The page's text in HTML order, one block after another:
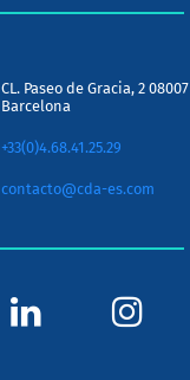
CL. Paseo de Gracia, 2 08007
Barcelona
+33(0)4.68.41.25.29
contacto@cda-es.com